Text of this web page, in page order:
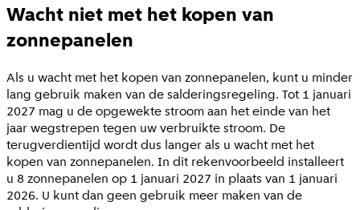
Wacht niet met het kopen van
zonnepanelen
Als u wacht met het kopen van zonnepanelen, kunt u minder
lang gebruik maken van de salderingsregeling. Tot 1 januari
2027 mag u de opgewekte stroom aan het einde van het
jaar wegstrepen tegen uw verbruikte stroom. De
terugverdientijd wordt dus langer als u wacht met het
kopen van zonnepanelen. In dit rekenvoorbeeld installeert
u 8 zonnepanelen op 1 januari 2027 in plaats van 1 januari
2026. U kunt dan geen gebruik meer maken van de